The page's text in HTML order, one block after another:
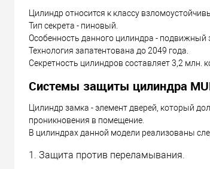
Цилиндр относится к классу
Тип секрета - пиновый.
Особенность данного цилиндра - подвижный
Технология запатентована до 2049 года.
Секретность цилиндров составляет 3,2 млн.
Системы защиты цилиндра
Цилиндр замка - элемент дверей, который
проникновения в помещение.
В цилиндрах данной модели реализованы
1. Защита против переламывания.